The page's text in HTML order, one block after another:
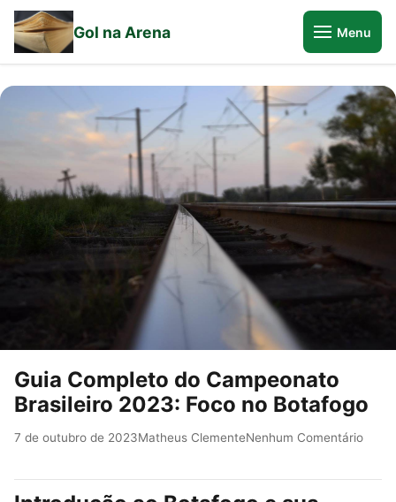
Gol na Arena Menu
Guia Completo do Campeonato
Brasileiro 2023: Foco no Botafogo
7 de outubro de 2023Matheus ClementeNenhum Comentário